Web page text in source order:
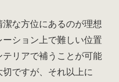
な方位にあるのが理想
ション上で難しい位置
リアで補うことが可能
ですが、それ以上に